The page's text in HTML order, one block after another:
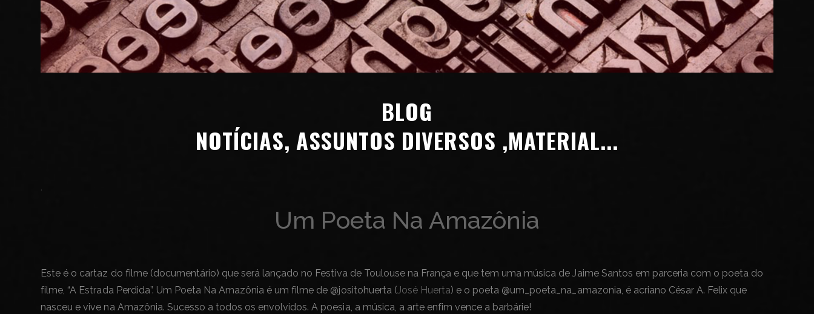
BLOG
NOTÍCIAS, ASSUNTOS DIVERSOS ,MATERIAL...
.
Um Poeta Na Amazônia
Este é o cartaz do filme (documentário) que será lançado no Festiva de Toulouse na França e que tem uma música de Jaime Santos em parceria com o poeta do
filme, “A Estrada Perdida”. Um Poeta Na Amazônia é um filme de @jositohuerta (José Huerta) e o poeta @um_poeta_na_amazonia, é acriano César A. Felix que
nasceu e vive na Amazônia. Sucesso a todos os envolvidos. A poesia, a música, a arte enfim vence a barbárie!